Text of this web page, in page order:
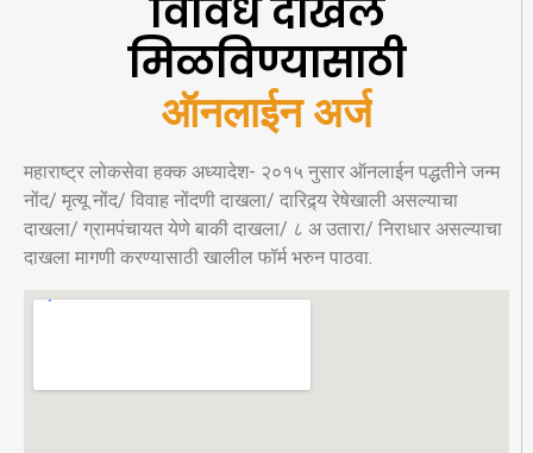
विविध दाखले
मिळविण्यासाठी
ऑनलाईन अर्ज
महाराष्ट्र लोकसेवा हक्क अध्यादेश- २०१५ नुसार ऑनलाईन पद्धतीने जन्म
नोंद/ मृत्यू नोंद/ विवाह नोंदणी दाखला/ दारिद्र्य रेषेखाली असल्याचा
दाखला/ ग्रामपंचायत येणे बाकी दाखला/ ८ अ उतारा/ निराधार असल्याचा
दाखला मागणी करण्यासाठी खालील फॉर्म भरुन पाठवा.